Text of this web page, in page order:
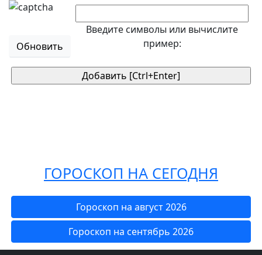
Обновить
Введите символы или вычислите
пример:
ГОРОСКОП НА СЕГОДНЯ
Гороскоп на август 2026
Гороскоп на сентябрь 2026